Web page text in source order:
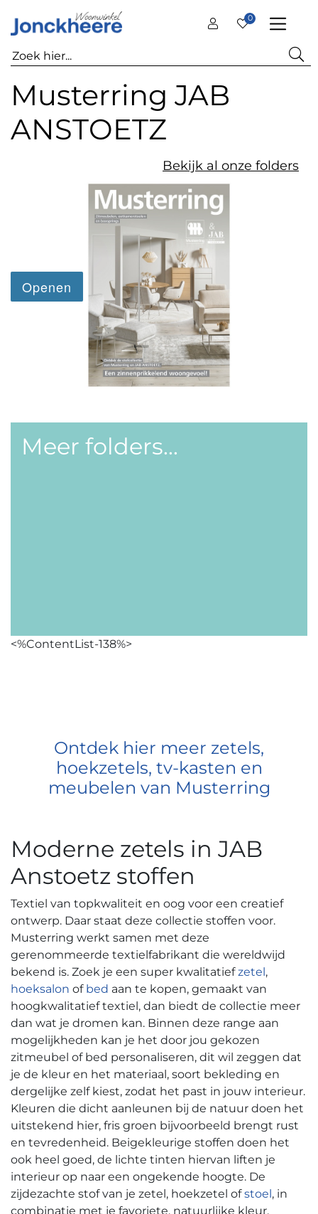
0
Musterring JAB
ANSTOETZ
Bekijk al onze folders
Meer folders...
<%ContentList-138%>
Ontdek hier meer zetels,
hoekzetels, tv-kasten en
meubelen van Musterring
Moderne zetels in JAB
Anstoetz stoffen
Textiel van topkwaliteit en oog voor een creatief
ontwerp. Daar staat deze collectie stoffen voor.
Musterring werkt samen met deze
gerenommeerde textielfabrikant die wereldwijd
bekend is. Zoek je een super kwalitatiefzetel,
hoeksalon of bed aan te kopen, gemaakt van
hoogkwalitatief textiel, dan biedt de collectie meer
dan wat je dromen kan. Binnen deze range aan
mogelijkheden kan je het door jou gekozen
zitmeubel of bed personaliseren, dit wil zeggen dat
je de kleur en het materiaal, soort bekleding en
dergelijke zelf kiest, zodat het past in jouw interieur.
Kleuren die dicht aanleunen bij de natuur doen het
uitstekend hier, fris groen bijvoorbeeld brengt rust
en tevredenheid. Beigekleurige stoffen doen het
ook heel goed, de lichte tinten hiervan liften je
interieur op naar een ongekende hoogte. De
zijdezachte stof van je zetel, hoekzetel ofstoel, in
combinatie met je favoriete, natuurlijke kleur,